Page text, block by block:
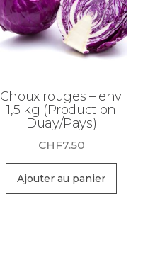
Choux rouges – env.
1,5 kg (Production
Duay/Pays)
CHF7.50
Ajouter au panier